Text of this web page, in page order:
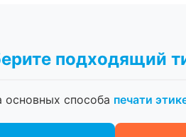
подходящий
способа печати